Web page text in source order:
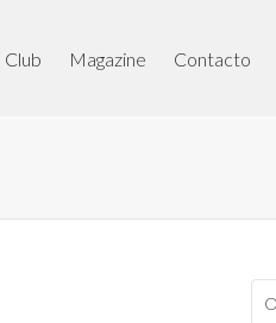
Club Magazine Contacto